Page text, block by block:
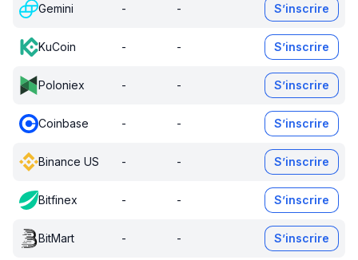
Gemini - - S’inscrire
KuCoin - - S’inscrire
Poloniex - - S’inscrire
Coinbase - - S’inscrire
Binance US - - S’inscrire
Bitfinex - - S’inscrire
BitMart - - S’inscrire